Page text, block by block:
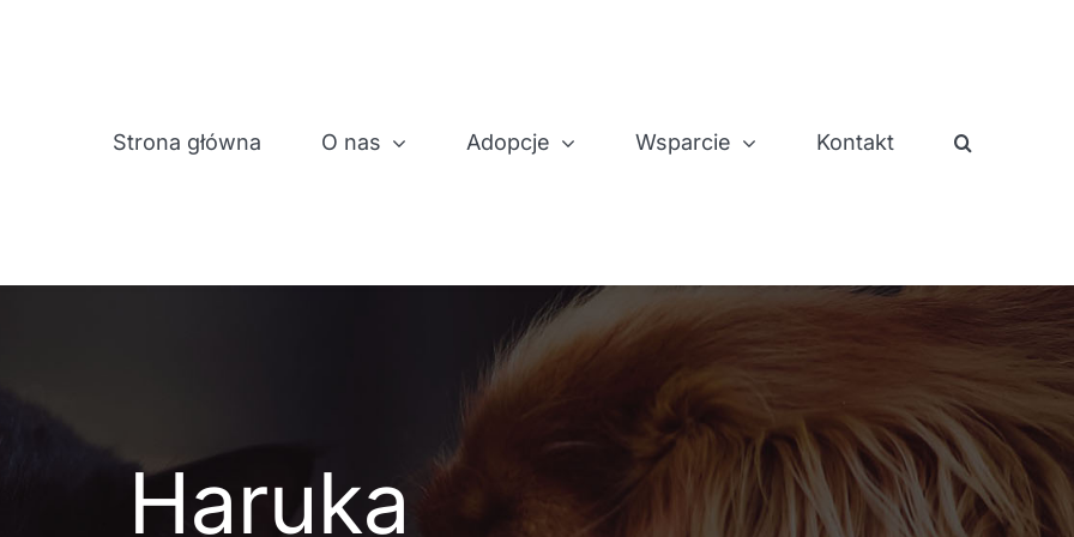
Strona główna O nas Adopcje Wsparcie Kontakt
Haruka